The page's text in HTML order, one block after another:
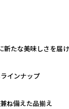
新たな美味しさを届
インナップ
ね備えた品揃え